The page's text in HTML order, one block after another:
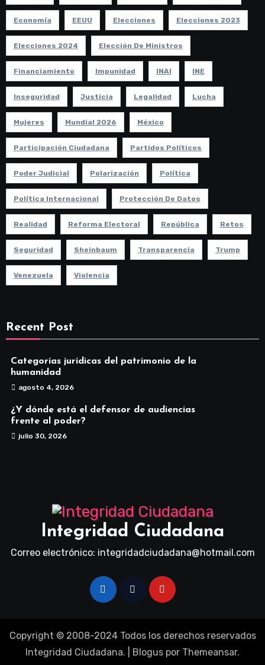
Economía EEUU Elecciones Elecciones 2023
Elecciones 2024 Elección De Ministros
Financiamiento Impunidad INAI INE
Inseguridad Justicia Legalidad Lucha
Mujeres Mundial 2026 México
Participación Ciudadana Partidos Políticos
Poder Judicial Polarización Política
Política Internacional Protección De Datos
Realidad Reforma Electoral República Retos
Seguridad Sheinbaum Transparencia Trump
Venezuela Violencia
Recent Post
Categorías jurídicas del patrimonio de la
humanidad
agosto 4, 2026
¿Y dónde está el defensor de audiencias
frente al poder?
julio 30, 2026
Integridad Ciudadana
Correo electrónico: integridadciudadana@hotmail.com
Copyright © 2008-2024 Todos los derechos reservados
Integridad Ciudadana.
Blogus por Themeansar.